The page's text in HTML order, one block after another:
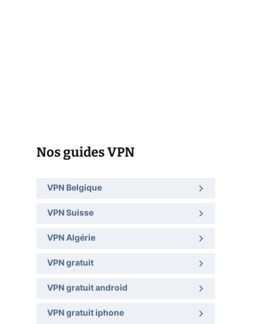
Nos guides VPN
VPN Belgique
VPN Suisse
VPN Algérie
VPN gratuit
VPN gratuit android
VPN gratuit iphone